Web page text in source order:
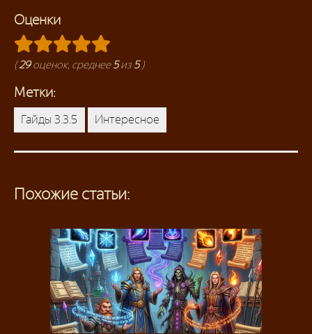
Оценки
(29оценок, среднее5из 5)
Метки:
Гайды 3.3.5 Интересное
Похожие статьи: